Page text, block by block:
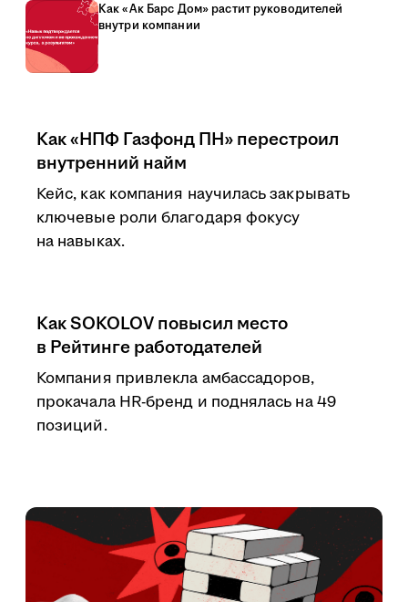
Как «Ак Барс Дом» растит руководителей
внутри компании
Как «НПФ Газфонд ПН» перестроил
внутренний найм
Кейс, как компания научилась закрывать
ключевые роли благодаря фокусу
на навыках.
Как SOKOLOV повысил место
в Рейтинге работодателей
Компания привлекла амбассадоров,
прокачала HR-бренд и поднялась на 49
позиций.